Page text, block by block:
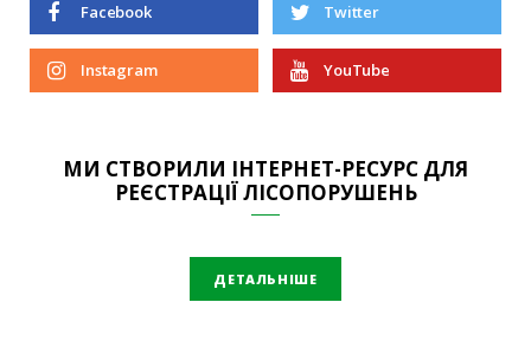
Facebook Twitter
Instagram YouTube
МИ СТВОРИЛИ ІНТЕРНЕТ-РЕСУРС ДЛЯ
РЕЄСТРАЦІЇ ЛІСОПОРУШЕНЬ
ДЕТАЛЬНІШЕ